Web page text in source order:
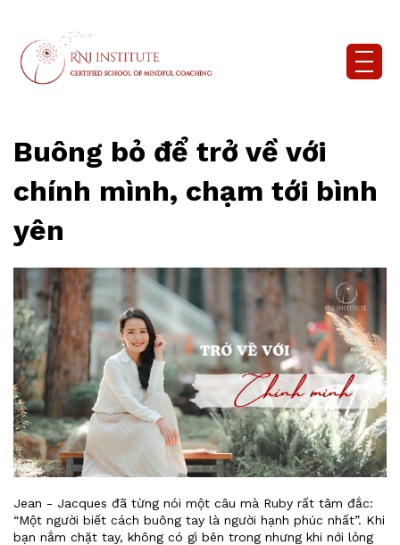
Buông bỏ để trở về với
chính mình, chạm tới bình
yên
Jean - Jacques đã từng nói một câu mà Ruby rất tâm đắc:
“Một người biết cách buông tay là người hạnh phúc nhất”. Khi
bạn nắm chặt tay, không có gì bên trong nhưng khi nới lỏng